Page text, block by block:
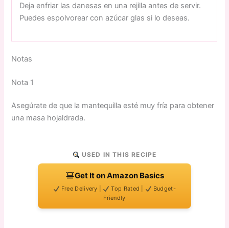
Deja enfriar las danesas en una rejilla antes de servir.
Puedes espolvorear con azúcar glas si lo deseas.
Notas
Nota 1
Asegúrate de que la mantequilla esté muy fría para obtener
una masa hojaldrada.
USED IN THIS RECIPE
Get It on Amazon Basics
Free Delivery | Top Rated |
Budget-
Friendly